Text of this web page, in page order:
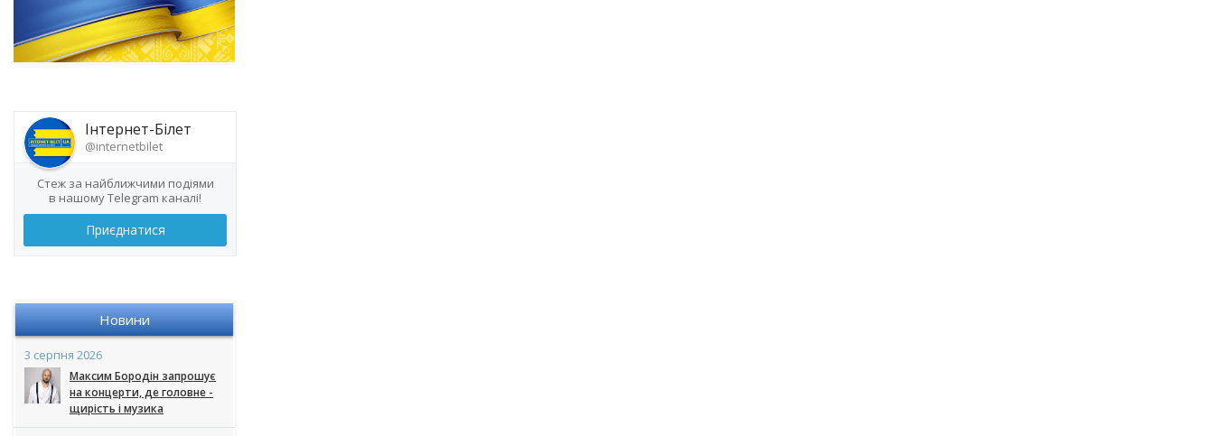
Інтернет-Білет
@internetbilet
Стеж за найближчими подіями
в нашому Telegram каналі!
Приєднатися
Новини
3 серпня 2026
Максим Бородін запрошує
на концерти, де головне -
щирість і музика